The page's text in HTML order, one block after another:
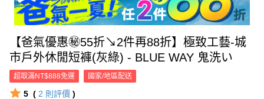
【爸氣優惠㊙55折↘2件再88折】極致工藝-城
市戶外休閒短褲(灰綠) - BLUE WAY 鬼洗い
超取滿NT$888免運 國家/地區配送
5 ( 2 則評價 )